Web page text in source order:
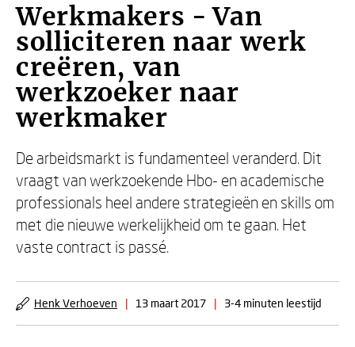
Werkmakers - Van
solliciteren naar werk
creëren, van
werkzoeker naar
werkmaker
De arbeidsmarkt is fundamenteel veranderd. Dit
vraagt van werkzoekende Hbo- en academische
professionals heel andere strategieën en skills om
met die nieuwe werkelijkheid om te gaan. Het
vaste contract is passé.
Henk Verhoeven | 13 maart 2017 | 3-4 minuten leestijd